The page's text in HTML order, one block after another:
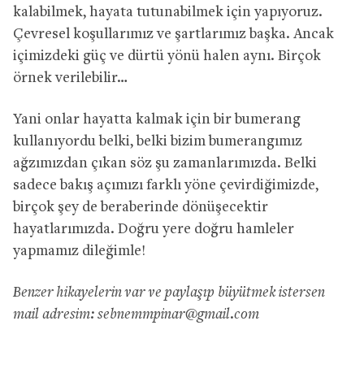
kalabilmek, hayata tutunabilmek için yapıyoruz.
Çevresel koşullarımız ve şartlarımız başka. Ancak
içimizdeki güç ve dürtü yönü halen aynı. Birçok
örnek verilebilir…
Yani onlar hayatta kalmak için bir bumerang
kullanıyordu belki, belki bizim bumerangımız
ağzımızdan çıkan söz şu zamanlarımızda. Belki
sadece bakış açımızı farklı yöne çevirdiğimizde,
birçok şey de beraberinde dönüşecektir
hayatlarımızda. Doğru yere doğru hamleler
yapmamız dileğimle!
Benzer hikayelerin var ve paylaşıp büyütmek istersen
mail adresim: sebnemmpinar@gmail.com